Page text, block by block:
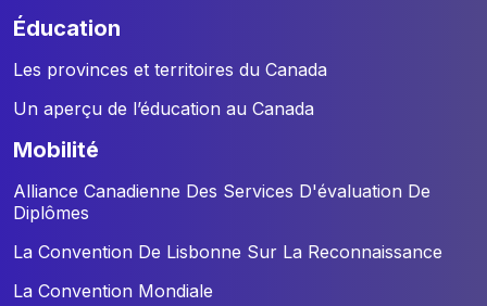
éducation
Les provinces et territoires du Canada
Un aperçu de l’éducation au Canada
mobilité
Alliance Canadienne Des Services D'évaluation De
Diplômes
La Convention De Lisbonne Sur La Reconnaissance
La Convention Mondiale